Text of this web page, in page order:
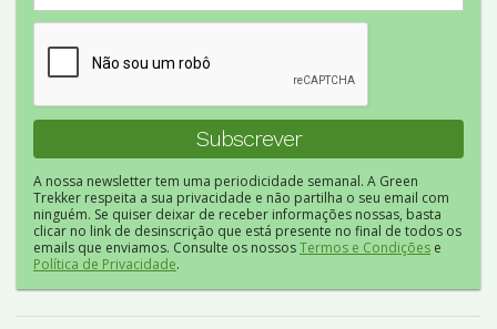
A nossa newsletter tem uma periodicidade semanal. A Green
Trekker respeita a sua privacidade e não partilha o seu email com
ninguém. Se quiser deixar de receber informações nossas, basta
clicar no link de desinscrição que está presente no final de todos os
emails que enviamos. Consulte os nossosTermos e Condições e
Política de Privacidade.